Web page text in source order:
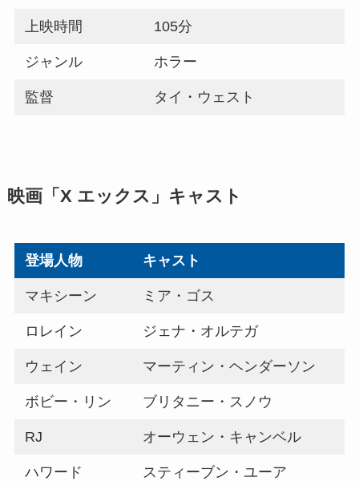
上映時間 105分
ジャンル ホラー
監督 タイ・ウェスト
映画「X エックス」キャスト
登場人物 キャスト
マキシーン ミア・ゴス
ロレイン ジェナ・オルテガ
ウェイン マーティン・ヘンダーソン
ボビー・リン ブリタニー・スノウ
RJ オーウェン・キャンベル
ハワード スティーブン・ユーア